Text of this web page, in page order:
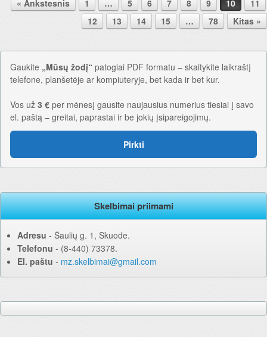
« Ankstesnis 1 … 5 6 7 8 9 10
11
12
13 14 15 … 78 Kitas »
Gaukite „Mūsų žodį“ patogiai PDF formatu – skaitykite laikraštį
telefone, planšetėje ar kompiuteryje, bet kada ir bet kur.
Vos už 3 € per mėnesį gausite naujausius numerius tiesiai į savo
el. paštą – greitai, paprastai ir be jokių įsipareigojimų.
Pirkti
Skelbimai priimami
Adresu ‐ Šaulių g. 1, Skuode.
Telefonu ‐ (8-440) 73378.
El. paštu ‐ mz.skelbimai@gmail.com